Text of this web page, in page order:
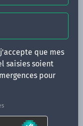
que mes
saisies soient
pour